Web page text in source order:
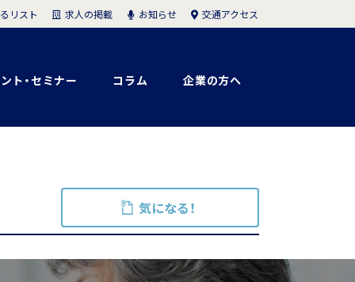
ト・セミナー コラム 企業の方へ
リスト 求人の掲載 お知らせ 交通アクセス
気になる！